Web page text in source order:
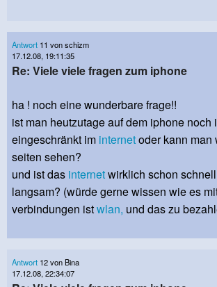
Antwort 11 von schizm
17.12.08, 19:11:35
Re: Viele viele fragen zum iphone
ha ! noch eine wunderbare frage!!
ist man heutzutage auf dem iphone noch
eingeschränkt im internetoder kann man
seiten sehen?
und ist das internetwirklich schon
langsam? (würde gerne wissen wie es
verbindungen istwlan, und das zu
Antwort 12 von Bina
17.12.08, 22:34:07